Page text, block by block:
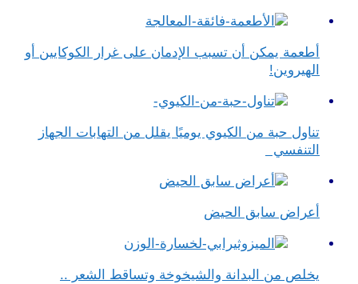
أطعمة يمكن أن تسبب الإدمان على غرار الكوكايين أو
الهيروين!
تناول حبة من الكيوي يوميًا يقلل من التهابات الجهاز
التنفسي
أعراض سابق الحيض
يخلص من البدانة والشيخوخة وتساقط الشعر ..